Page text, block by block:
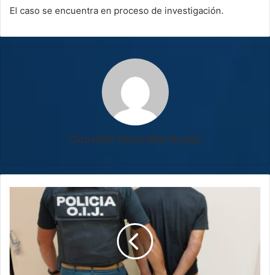
El caso se encuentra en proceso de investigación.
Claudia González Rojas
Detienen
sospechoso
de
homicidio
en
Los